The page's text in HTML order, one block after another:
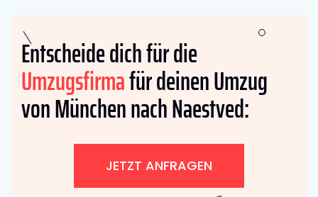
Entscheide dich für die
Umzugsfirmafür deinen Umzug
von München nach Naestved:
JETZT ANFRAGEN